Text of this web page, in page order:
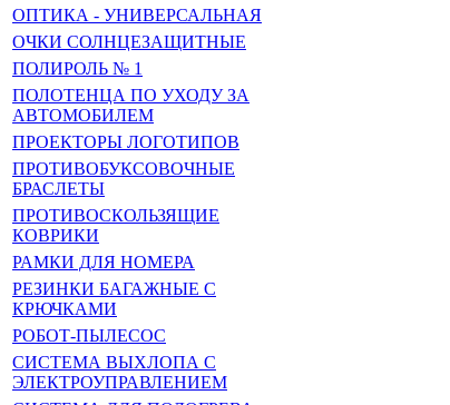
ОПТИКА - УНИВЕРСАЛЬНАЯ
ОЧКИ СОЛНЦЕЗАЩИТНЫЕ
ПОЛИРОЛЬ № 1
ПОЛОТЕНЦА ПО УХОДУ ЗА
АВТОМОБИЛЕМ
ПРОЕКТОРЫ ЛОГОТИПОВ
ПРОТИВОБУКСОВОЧНЫЕ
БРАСЛЕТЫ
ПРОТИВОСКОЛЬЗЯЩИЕ
КОВРИКИ
РАМКИ ДЛЯ НОМЕРА
РЕЗИНКИ БАГАЖНЫЕ С
КРЮЧКАМИ
РОБОТ-ПЫЛЕСОС
СИСТЕМА ВЫХЛОПА С
ЭЛЕКТРОУПРАВЛЕНИЕМ